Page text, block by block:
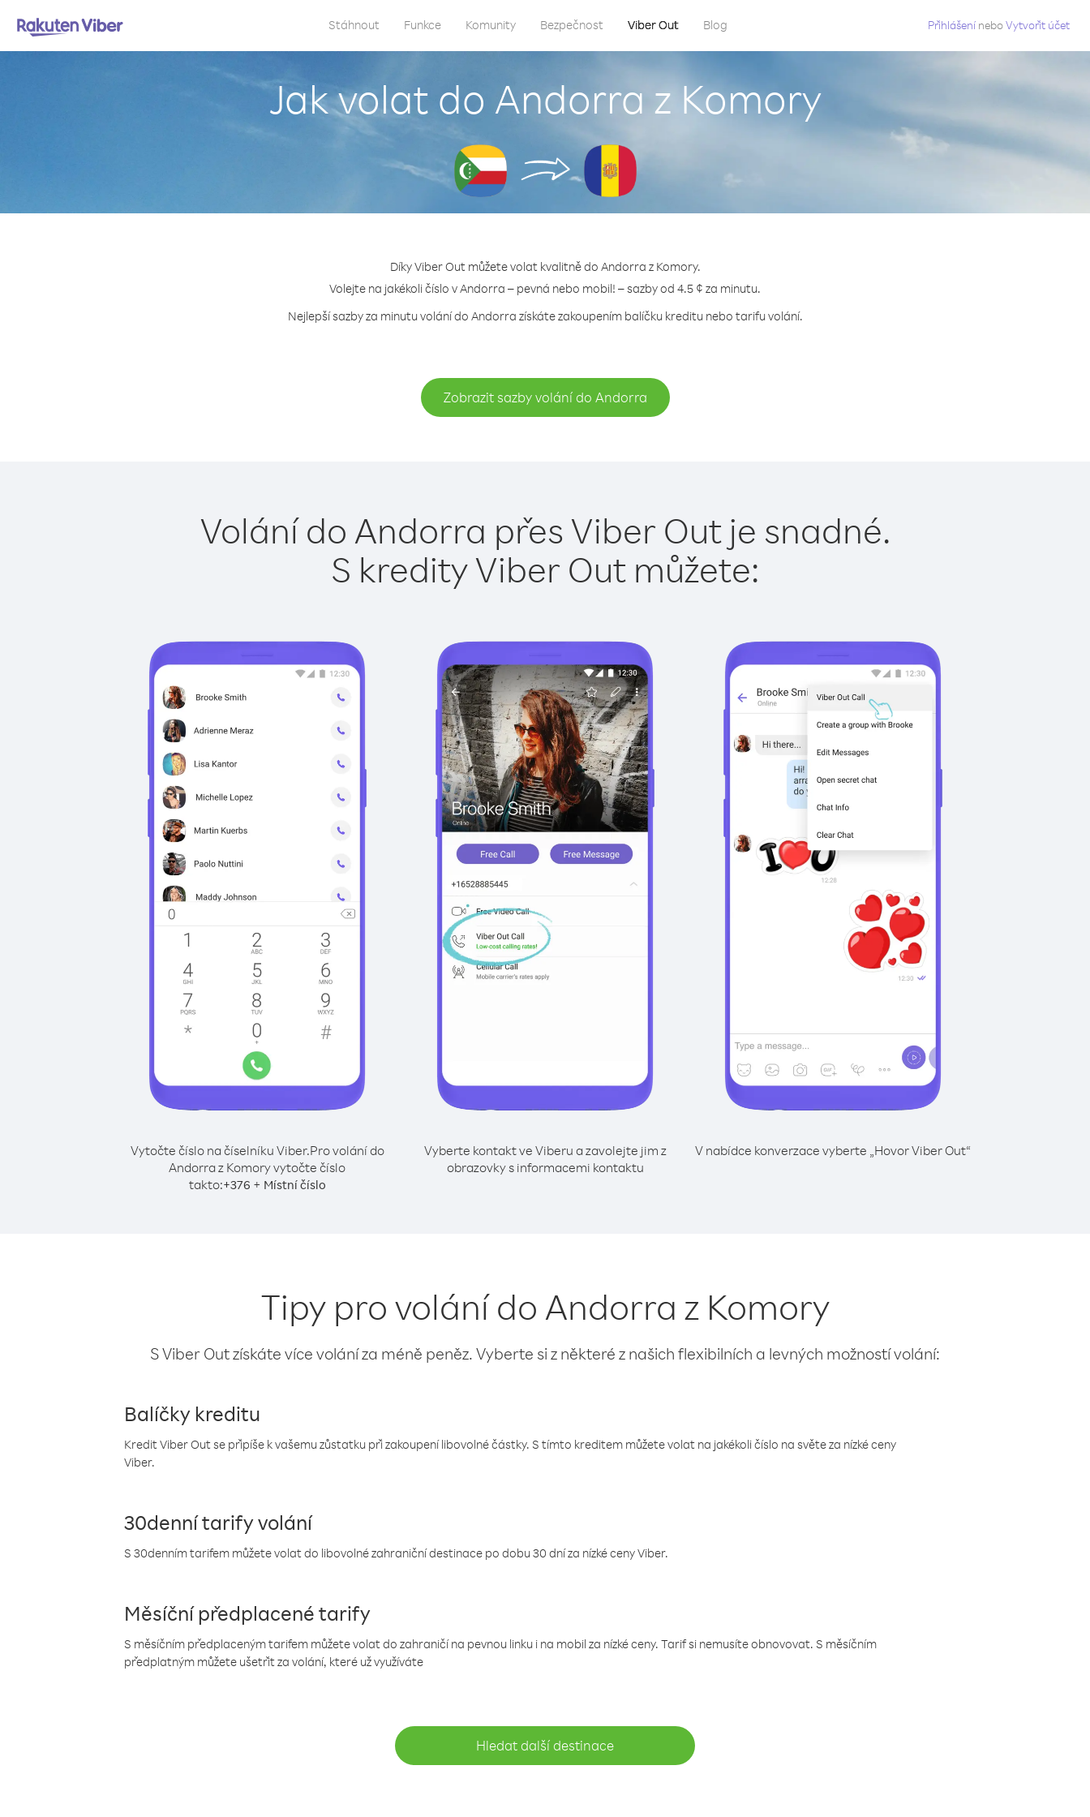
Stáhnout Funkce Komunity Bezpečnost Viber Out Blog Přihlášení neboVytvořit účet
Jak volat do Andorra z Komory
Díky Viber Out můžete volat kvalitně do Andorra z Komory.
Volejte na jakékoli číslo v Andorra – pevná nebo mobil! – sazby od 4.5 ¢ za minutu.
Nejlepší sazby za minutu volání do Andorra získáte zakoupením balíčku kreditu nebo tarifu volání.
Zobrazit sazby volání do Andorra
Volání do Andorra přes Viber Out je snadné.
S kredity Viber Out můžete:
Vytočte číslo na číselníku Viber.Pro volání do
Andorra z Komory vytočte číslo
takto:+376 + Místní číslo
Vyberte kontakt ve Viberu a zavolejte jim z
obrazovky s informacemi kontaktu
V nabídce konverzace vyberte „Hovor Viber Out“
Tipy pro volání do Andorra z Komory
S Viber Out získáte více volání za méně peněz. Vyberte si z některé z našich flexibilních a levných možností volání:
Balíčky kreditu
Kredit Viber Out se připíše k vašemu zůstatku při zakoupení libovolné částky. S tímto kreditem můžete volat na jakékoli číslo na světe za nízké ceny
Viber.
30denní tarify volání
S 30denním tarifem můžete volat do libovolné zahraniční destinace po dobu 30 dní za nízké ceny Viber.
Měsíční předplacené tarify
S měsíčním předplaceným tarifem můžete volat do zahraničí na pevnou linku i na mobil za nízké ceny. Tarif si nemusíte obnovovat. S měsíčním
předplatným můžete ušetřit za volání, které už využíváte
Hledat další destinace